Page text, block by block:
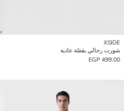
XSIDE
شورت رجالي بقصّة عادية
499.00 EGP